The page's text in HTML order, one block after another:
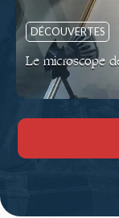
DÉCOUVERTES
Le microscope